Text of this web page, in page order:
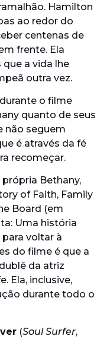
Hamilton
ao redor do
centenas de
frente. Ela
a vida lhe
outra vez.
o filme
quanto de seus
não seguem
é através da fé
recomeçar.
Bethany,
of Faith, Family
Board (em
Uma história
voltar à
do filme é que a
da atriz
Ela, inclusive,
durante todo o
(Soul Surfer,